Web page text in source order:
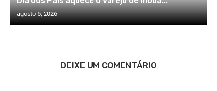
agosto 5, 2026
DEIXE UM COMENTÁRIO